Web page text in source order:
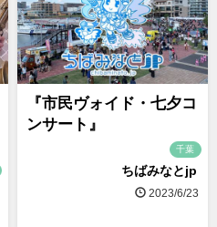
『市民ヴォイド・七夕コ
ンサート』
千葉
ちばみなとjp
2023/6/23